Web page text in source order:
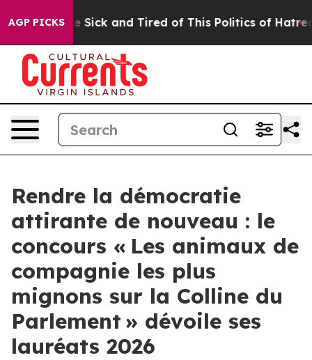
AGP PICKS
Are Sick and Tired of This Politics of Hatred” The
Rendre la démocratie
attirante de nouveau : le
concours « Les animaux de
compagnie les plus
mignons sur la Colline du
Parlement » dévoile ses
lauréats 2026